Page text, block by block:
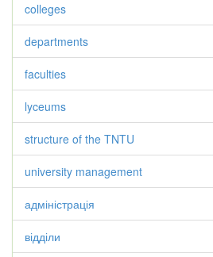
colleges
departments
faculties
lyceums
structure of the TNTU
university management
адміністрація
відділи